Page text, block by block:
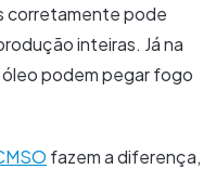
corretamente pode
inteiras. Já na
podem pegar fogo
fazem a diferença,